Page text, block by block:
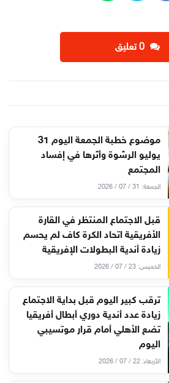
‫0 تعليق
موضوع خطبة الجمعة اليوم 31
يوليو الرشوة وأثرها في إفساد
المجتمع
الجمعة: 31 / 07 / 2026
قبل الاجتماع المنتظر في القارة
الأفريقية اتحاد الكرة كاف لم يحسم
زيادة أندية البطولات الإفريقية
الخميس: 23 / 07 / 2026
ترقب كبير اليوم قبل بداية الاجتماع
زيادة عدد أندية دوري أبطال أفريقيا
تضع الأهلي أمام قرار موتسيبي
اليوم
الأربعاء: 22 / 07 / 2026